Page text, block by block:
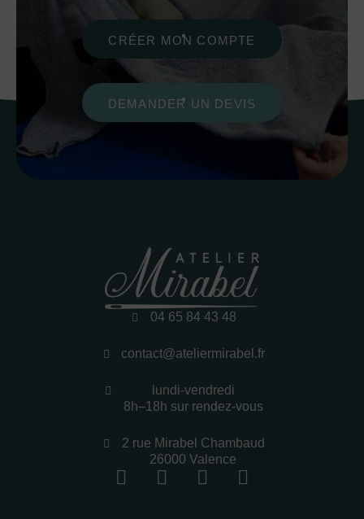
CRÉER MON COMPTE
DEMANDER UN DEVIS
04 65 84 43 48
contact@ateliermirabel.fr
lundi-vendredi
8h–18h sur rendez-vous
2 rue Mirabel Chambaud
26000 Valence